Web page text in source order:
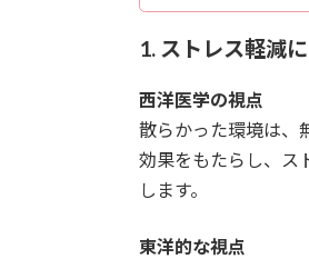
1. ストレス軽減
西洋医学の視点
散らかった環境は、
効果をもたらし、ス
します。
東洋的な視点